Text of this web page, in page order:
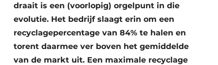
Stofbeheersing
Uitrustingsstukken
Shredders
draait is een (voorlopig) orgelpunt in die
evolutie. Het bedrijf slaagt erin om een
recyclagepercentage van 84% te halen en
torent daarmee ver boven het gemiddelde
van de markt uit. Een maximale recyclage